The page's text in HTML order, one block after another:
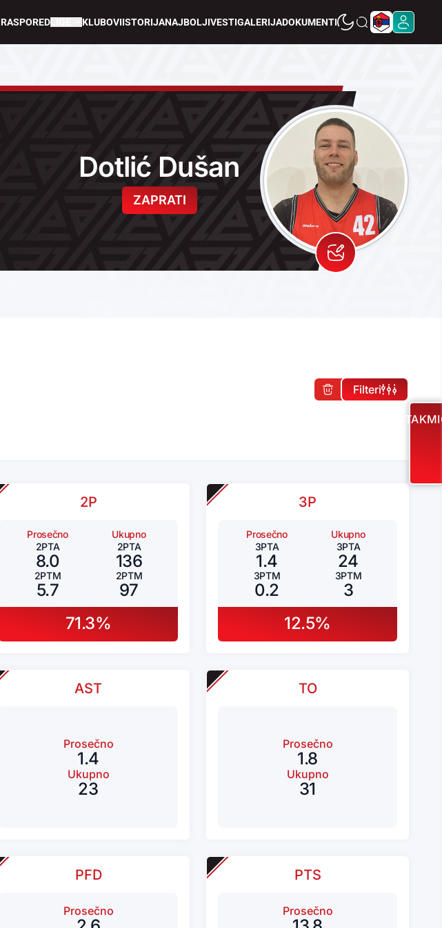
RASPORED KLUBOVIISTORIJANAJBOLJIVESTIGALERIJADOKUMENTI
Dotlić Dušan
ZAPRATI
Filteri
2P
Prosečno
2PTA
8.0
2PTM
5.7
Ukupno
2PTA
136
2PTM
97
71.3%
3P
Prosečno
3PTA
1.4
3PTM
0.2
Ukupno
3PTA
24
3PTM
3
12.5%
AST
Prosečno
1.4
Ukupno
23
TO
Prosečno
1.8
Ukupno
31
PFD
Prosečno
PTS
Prosečno